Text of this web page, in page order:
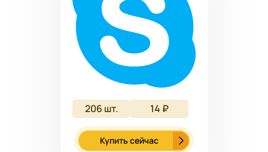
206 шт. 14 ₽
Купить сейчас